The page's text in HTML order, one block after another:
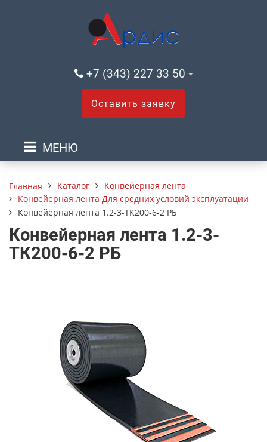
+7 (343) 227 33 50
Оставить заявку
МЕНЮ
Главная Каталог
Конвейерная лента
Конвейерная лента Для средних условий эксплуатации
Конвейерная лента 1.2-3-ТК200-6-2 РБ
Конвейерная лента 1.2-3-
ТК200-6-2 РБ